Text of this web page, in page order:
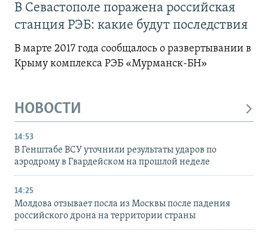
В Севастополе поражена российская
станция РЭБ: какие будут последствия
В марте 2017 года сообщалось о развертывании в
Крыму комплекса РЭБ «Мурманск-БН»
НОВОСТИ
14:53
В Генштабе ВСУ уточнили результаты ударов по
аэродрому в Гвардейском на прошлой неделе
14:25
Молдова отзывает посла из Москвы после падения
российского дрона на территории страны